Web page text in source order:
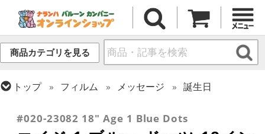
商品カテゴリを見る
トップ フィルム メッセージ
誕生日
#020-23082 18" Age 1 Blue Dots